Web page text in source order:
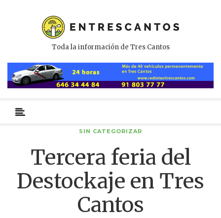
Toda la información de Tres Cantos
primario
SIN CATEGORIZAR
Tercera feria del
Destockaje en Tres
Cantos